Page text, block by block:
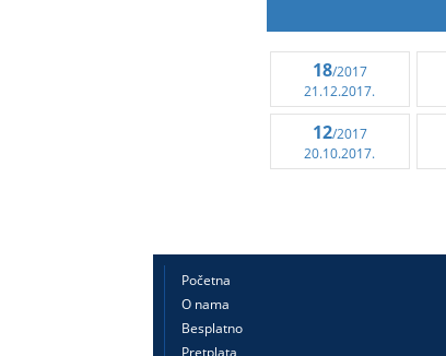
18/2017
21.12.2017.
12/2017
20.10.2017.
Početna
O nama
Besplatno